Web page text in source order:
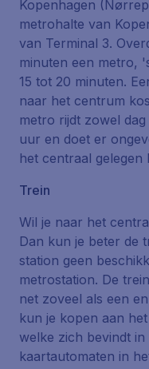
Kopenhagen
metrohalte van
van Terminal 3.
minuten een metro,
15 tot 20 minuten.
naar het centrum
metro rijdt zowel
uur en doet er
het centraal
Trein
Wil je naar het
Dan kun je beter de
station geen
metrostation. De
net zoveel als een
kun je kopen aan
welke zich bevindt
kaartautomaten in